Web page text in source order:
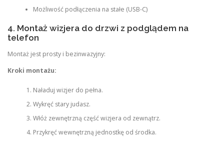
Możliwość podłączenia na stałe (USB-C)
4. Montaż wizjera do drzwi z podglądem na
telefon
Montaż jest prosty i bezinwazyjny:
Kroki montażu:
Naładuj wizjer do pełna.
Wykręć stary judasz.
Włóż zewnętrzną część wizjera od zewnątrz.
Przykręć wewnętrzną jednostkę od środka.